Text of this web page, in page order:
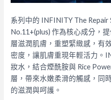
系列中的 INFINITY The
No.11+(plus) 作為核心成分，
層滋潤肌膚，重塑緊緻感，有
密度，讓肌膚重現年輕活力。
妝水，結合煙酰胺與 Rice
層，帶來水嫩柔滑的觸感，同
的滋潤與呵護。